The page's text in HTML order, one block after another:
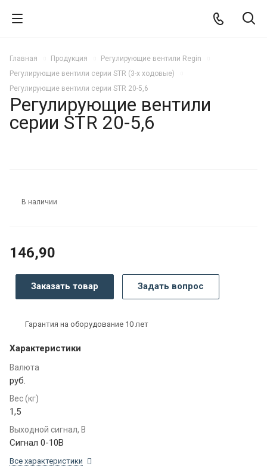
Главная Продукция
Регулирующие вентили Regin
Регулирующие вентили серии STR (3-х ходовые)
Регулирующие вентили серии STR 20-5,6
Регулирующие вентили
серии STR 20-5,6
В наличии
146,90
Заказать товар Задать вопрос
Гарантия на оборудование 10 лет
Характеристики
Валюта
руб.
Вес (кг)
1,5
Выходной сигнал, В
Сигнал 0-10В
Все характеристики